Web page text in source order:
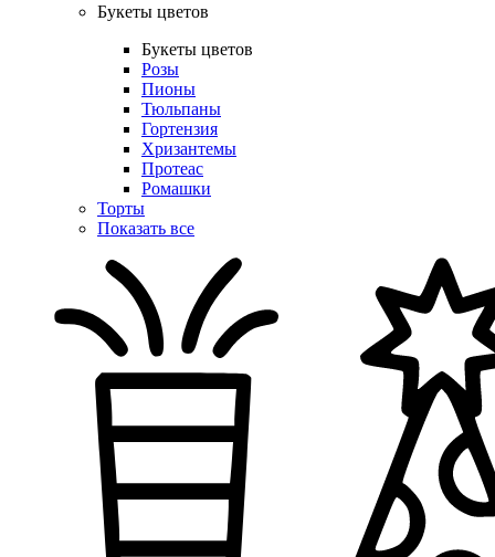
Букеты цветов
Букеты цветов
Розы
Пионы
Тюльпаны
Гортензия
Хризантемы
Протеас
Ромашки
Торты
Показать все